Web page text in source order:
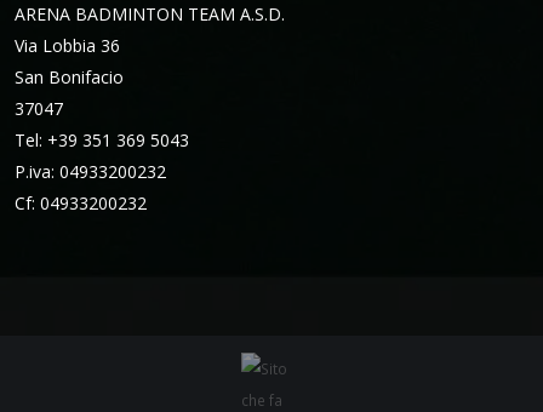
ARENA BADMINTON TEAM A.S.D.
Via Lobbia 36
San Bonifacio
37047
Tel: +39 351 369 5043
P.iva: 04933200232
Cf: 04933200232